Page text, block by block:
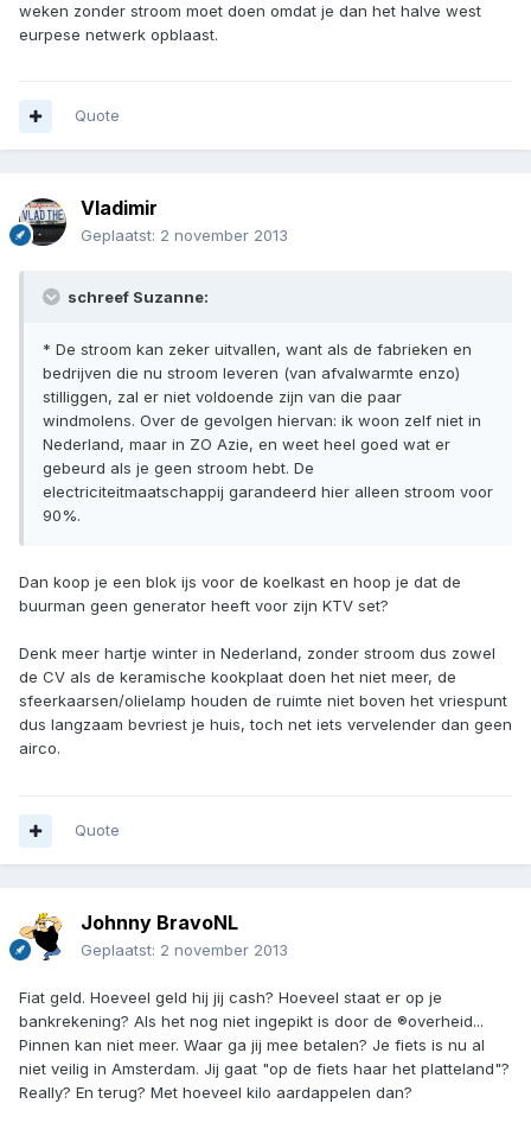
weken zonder stroom moet doen omdat je dan het halve west
eurpese netwerk opblaast.
Quote
Vladimir
Geplaatst: 2 november 2013
schreef Suzanne:
* De stroom kan zeker uitvallen, want als de fabrieken en
bedrijven die nu stroom leveren (van afvalwarmte enzo)
stilliggen, zal er niet voldoende zijn van die paar
windmolens. Over de gevolgen hiervan: ik woon zelf niet in
Nederland, maar in ZO Azie, en weet heel goed wat er
gebeurd als je geen stroom hebt. De
electriciteitmaatschappij garandeerd hier alleen stroom voor
90%.
Dan koop je een blok ijs voor de koelkast en hoop je dat de
buurman geen generator heeft voor zijn KTV set?
Denk meer hartje winter in Nederland, zonder stroom dus zowel
de CV als de keramische kookplaat doen het niet meer, de
sfeerkaarsen/olielamp houden de ruimte niet boven het vriespunt
dus langzaam bevriest je huis, toch net iets vervelender dan geen
airco.
Quote
Johnny BravoNL
Geplaatst: 2 november 2013
Fiat geld. Hoeveel geld hij jij cash? Hoeveel staat er op je
bankrekening? Als het nog niet ingepikt is door de ®overheid...
Pinnen kan niet meer. Waar ga jij mee betalen? Je fiets is nu al
niet veilig in Amsterdam. Jij gaat "op de fiets haar het platteland"?
Really? En terug? Met hoeveel kilo aardappelen dan?